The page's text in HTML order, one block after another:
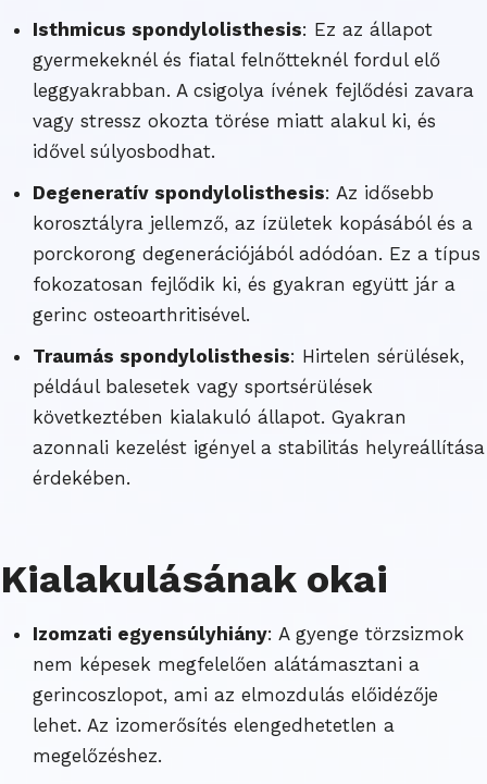
Isthmicus spondylolisthesis: Ez az állapot
gyermekeknél és fiatal felnőtteknél fordul elő
leggyakrabban. A csigolya ívének fejlődési zavara
vagy stressz okozta törése miatt alakul ki, és
idővel súlyosbodhat.
Degeneratív spondylolisthesis: Az idősebb
korosztályra jellemző, az ízületek kopásából és a
porckorong degenerációjából adódóan. Ez a típus
fokozatosan fejlődik ki, és gyakran együtt jár a
gerinc osteoarthritisével.
Traumás spondylolisthesis: Hirtelen sérülések,
például balesetek vagy sportsérülések
következtében kialakuló állapot. Gyakran
azonnali kezelést igényel a stabilitás helyreállítása
érdekében.
Kialakulásának okai
Izomzati egyensúlyhiány: A gyenge törzsizmok
nem képesek megfelelően alátámasztani a
gerincoszlopot, ami az elmozdulás előidézője
lehet. Az izomerősítés elengedhetetlen a
megelőzéshez.